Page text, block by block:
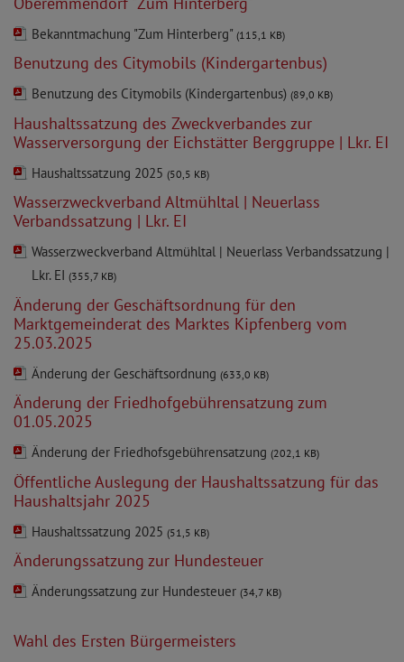
Bekanntmachung "Zum Hinterberg" (115,1 KB)
Benutzung des Citymobils (Kindergartenbus)
Benutzung des Citymobils (Kindergartenbus) (89,0 KB)
Haushaltssatzung des Zweckverbandes zur
Wasserversorgung der Eichstätter Berggruppe | Lkr. EI
Haushaltssatzung 2025 (50,5 KB)
Wasserzweckverband Altmühltal | Neuerlass
Verbandssatzung | Lkr. EI
Wasserzweckverband Altmühltal | Neuerlass Verbandssatzung |
Lkr. EI (355,7 KB)
Änderung der Geschäftsordnung für den
Marktgemeinderat des Marktes Kipfenberg vom
25.03.2025
Änderung der Geschäftsordnung (633,0 KB)
Änderung der Friedhofgebührensatzung zum
01.05.2025
Änderung der Friedhofsgebührensatzung (202,1 KB)
Öffentliche Auslegung der Haushaltssatzung für das
Haushaltsjahr 2025
Haushaltssatzung 2025 (51,5 KB)
Änderungssatzung zur Hundesteuer
Änderungssatzung zur Hundesteuer (34,7 KB)
Wahl des Ersten Bürgermeisters